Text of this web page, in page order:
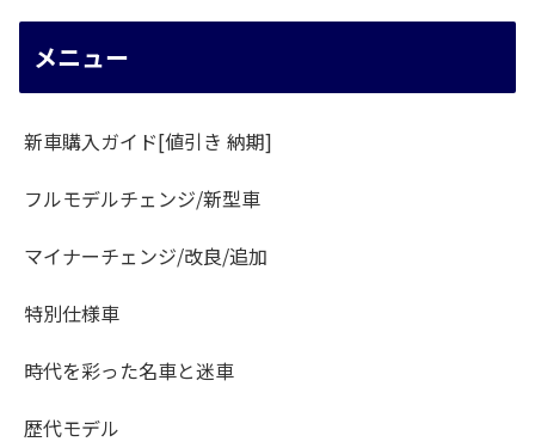
メニュー
新車購入ガイド[値引き 納期]
フルモデルチェンジ/新型車
マイナーチェンジ/改良/追加
特別仕様車
時代を彩った名車と迷車
歴代モデル